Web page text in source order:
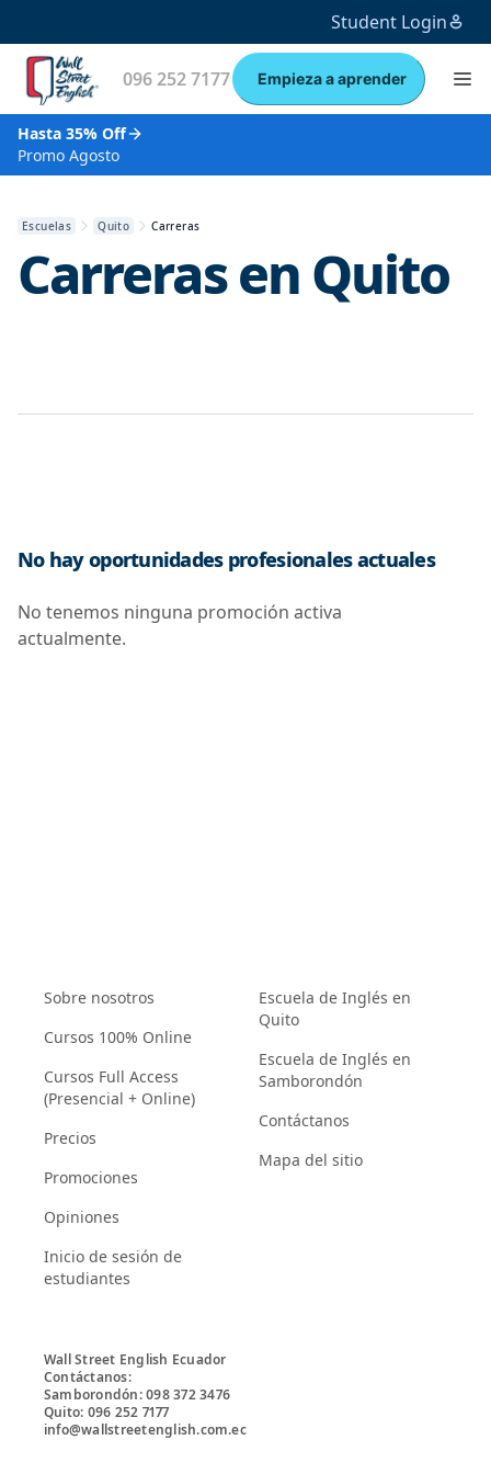
Student Login
096 252 7177 Empieza a aprender
Hasta 35% Off
Promo Agosto
Escuelas Quito Carreras
Carreras en Quito
No hay oportunidades profesionales actuales
No tenemos ninguna promoción activa
actualmente.
Sobre nosotros
Cursos 100% Online
Cursos Full Access
(Presencial + Online)
Precios
Promociones
Opiniones
Inicio de sesión de
estudiantes
Escuela de Inglés en
Quito
Escuela de Inglés en
Samborondón
Contáctanos
Mapa del sitio
Wall Street English Ecuador
Contáctanos:
Samborondón: 098 372 3476
Quito: 096 252 7177
info@wallstreetenglish.com.ec